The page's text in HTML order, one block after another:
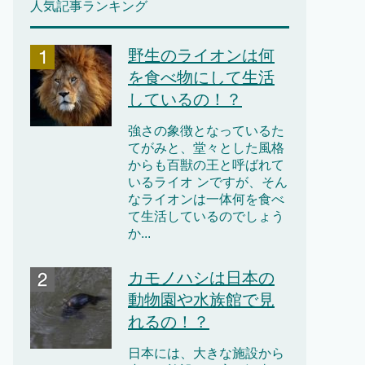
人気記事ランキング
野生のライオンは何
を食べ物にして生活
しているの！？
強さの象徴となっているた
てがみと、堂々とした風格
からも百獣の王と呼ばれて
いるライオ ンですが、そん
なライオンは一体何を食べ
て生活しているのでしょう
か...
カモノハシは日本の
動物園や水族館で見
れるの！？
日本には、大きな施設から